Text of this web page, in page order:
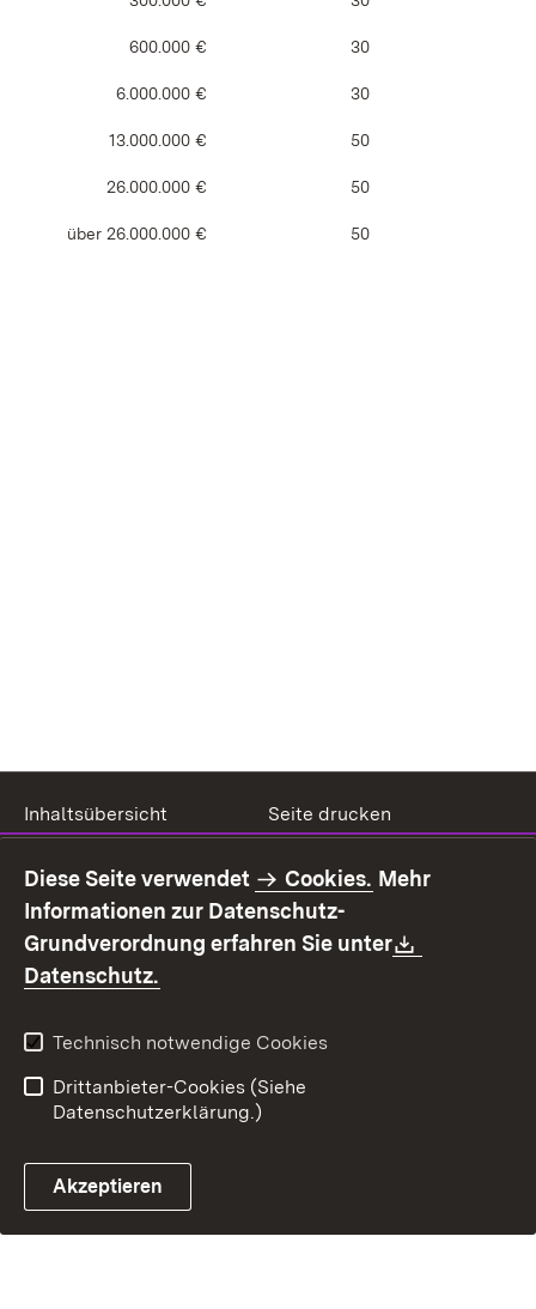
600.000 € 30
6.000.000 € 30
13.000.000 € 50
26.000.000 € 50
über 26.000.000 € 50
Inhaltsübersicht
Seite drucken
Benutzungshinweise
Erklärung zur
Barrierefreiheit
Kontakt
Fehlerhaften Link melden
Diese Seite verwendet Cookies. Mehr
Informationen zur Datenschutz-
Grundverordnung erfahren Sie unter
Datenschutz.
Technisch notwendige Cookies
Drittanbieter-Cookies (Siehe
Datenschutzerklärung.)
Akzeptieren